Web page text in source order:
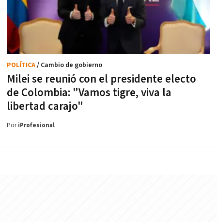
Milei se reunió con el presidente electo
de Colombia: "Vamos tigre, viva la
libertad carajo"
POLÍTICA/ Cambio de gobierno
PoriProfesional